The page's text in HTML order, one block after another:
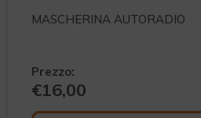
MASCHERINA AUTORADIO
Prezzo:
€16,00